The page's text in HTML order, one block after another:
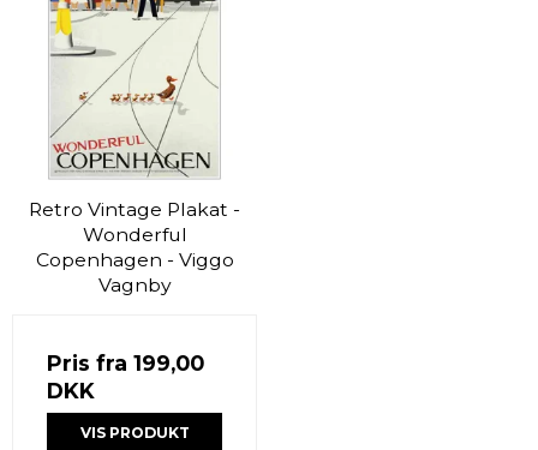
Retro Vintage Plakat -
Wonderful
Copenhagen - Viggo
Vagnby
Pris fra 199,00
DKK
VIS PRODUKT